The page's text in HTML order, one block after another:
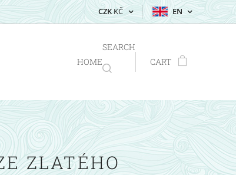
CZKKČ EN
HOME
SEARCH
CART
ZLATÉHO